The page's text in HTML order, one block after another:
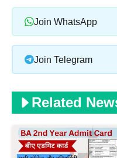
Join WhatsApp
Join Telegram
Related